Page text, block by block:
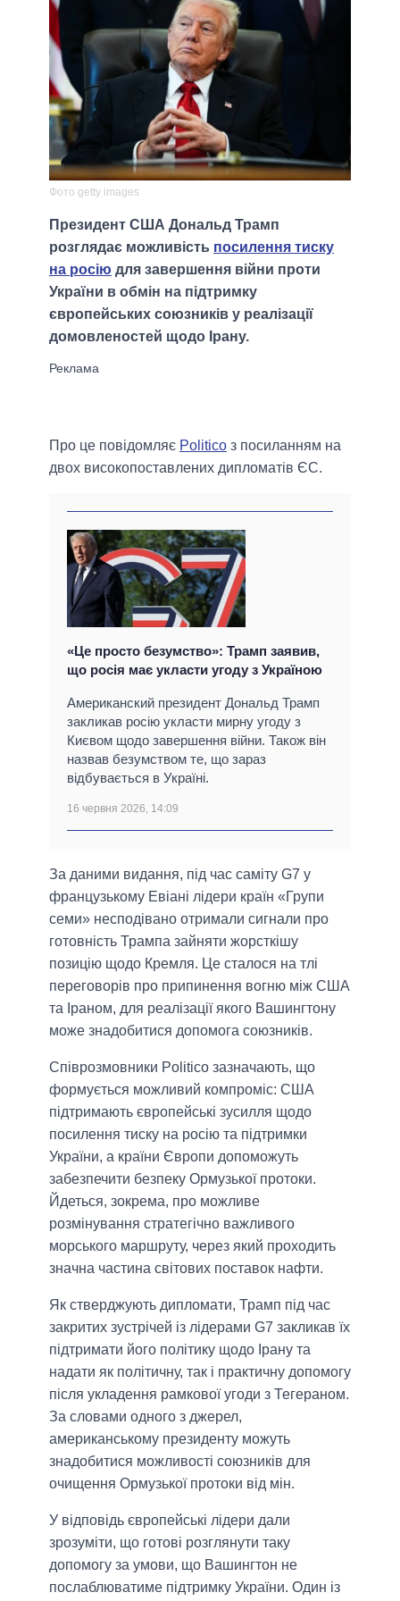
Фото getty images
Президент США Дональд Трамп
розглядає можливість посилення тиску
на росію для завершення війни проти
України в обмін на підтримку
європейських союзників у реалізації
домовленостей щодо Ірану.
Про це повідомляє Politico з посиланням на
двох високопоставлених дипломатів ЄС.
«Це просто безумство»: Трамп заявив,
що росія має укласти угоду з Україною
Американский президент Дональд Трамп
закликав росію укласти мирну угоду з
Києвом щодо завершення війни. Також він
назвав безумством те, що зараз
відбувається в Україні.
16 червня 2026, 14:09
За даними видання, під час саміту G7 у
французькому Евіані лідери країн «Групи
семи» несподівано отримали сигнали про
готовність Трампа зайняти жорсткішу
позицію щодо Кремля. Це сталося на тлі
переговорів про припинення вогню між США
та Іраном, для реалізації якого Вашингтону
може знадобитися допомога союзників.
Співрозмовники Politico зазначають, що
формується можливий компроміс: США
підтримають європейські зусилля щодо
посилення тиску на росію та підтримки
України, а країни Європи допоможуть
забезпечити безпеку Ормузької протоки.
Йдеться, зокрема, про можливе
розмінування стратегічно важливого
морського маршруту, через який проходить
значна частина світових поставок нафти.
Як стверджують дипломати, Трамп під час
закритих зустрічей із лідерами G7 закликав їх
підтримати його політику щодо Ірану та
надати як політичну, так і практичну допомогу
після укладення рамкової угоди з Тегераном.
За словами одного з джерел,
американському президенту можуть
знадобитися можливості союзників для
очищення Ормузької протоки від мін.
У відповідь європейські лідери дали
зрозуміти, що готові розглянути таку
допомогу за умови, що Вашингтон не
послаблюватиме підтримку України. Один із